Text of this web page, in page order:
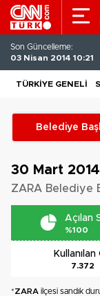
Son Güncelleme:
03 Nisan 2014 10:21
TÜRKIYE GENELI
Belediye
30 Mart 2014
ZARA Belediye
Açılan
%100
Kullanılan
7.372
*ZARA ilçesi sandık